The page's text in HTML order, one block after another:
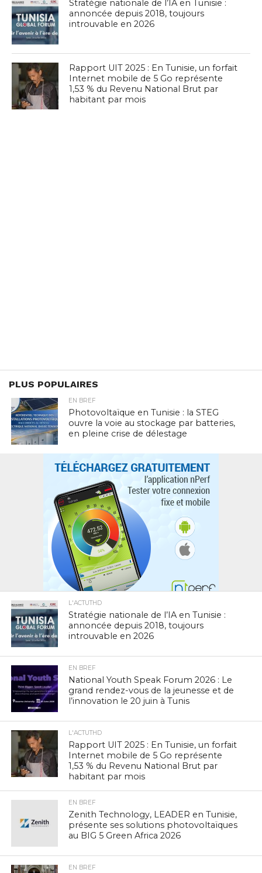
Stratégie nationale de l’IA en Tunisie :
annoncée depuis 2018, toujours
introuvable en 2026
Rapport UIT 2025 : En Tunisie, un forfait
Internet mobile de 5 Go représente
1,53 % du Revenu National Brut par
habitant par mois
PLUS POPULAIRES
EN BREF
Photovoltaïque en Tunisie : la STEG
ouvre la voie au stockage par batteries,
en pleine crise de délestage
L'ACTUTHD
Stratégie nationale de l’IA en Tunisie :
annoncée depuis 2018, toujours
introuvable en 2026
EN BREF
National Youth Speak Forum 2026 : Le
grand rendez-vous de la jeunesse et de
l’innovation le 20 juin à Tunis
L'ACTUTHD
Rapport UIT 2025 : En Tunisie, un forfait
Internet mobile de 5 Go représente
1,53 % du Revenu National Brut par
habitant par mois
EN BREF
Zenith Technology, LEADER en Tunisie,
présente ses solutions photovoltaïques
au BIG 5 Green Africa 2026
EN BREF